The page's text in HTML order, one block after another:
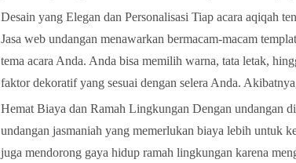
Desain yang Elegan dan Personalisasi Tiap acara aqiqah
Jasa web undangan menawarkan bermacam-macam
tema acara Anda. Anda bisa memilih warna, tata letak,
faktor dekoratif yang sesuai dengan selera Anda.
Hemat Biaya dan Ramah Lingkungan Dengan undangan
undangan jasmaniah yang memerlukan biaya lebih untuk
juga mendorong gaya hidup ramah lingkungan karena